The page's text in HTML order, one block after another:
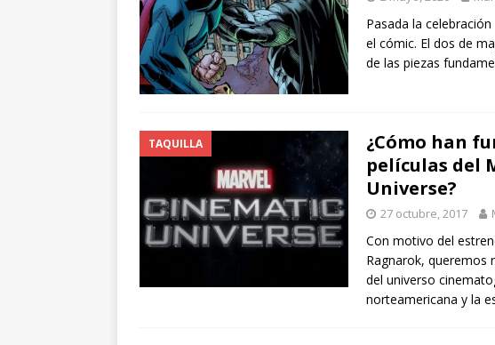
arte”
ENTREVISTAS
[ 18 mayo, 2024 ]
Cannes 2024: día 4. ‘Los
Pasada la
el cómic. El dos de
de las piezas
TAQUILLA
¿Cómo han
películas del
Universe?
27 octubre, 2017
Con motivo del
Ragnarok, queremos
del universo
norteamericana y la